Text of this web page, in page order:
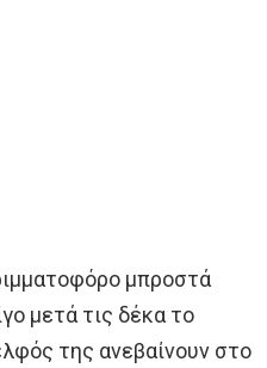
μπροστά
μετά τις δέκα το
της ανεβαίνουν στο